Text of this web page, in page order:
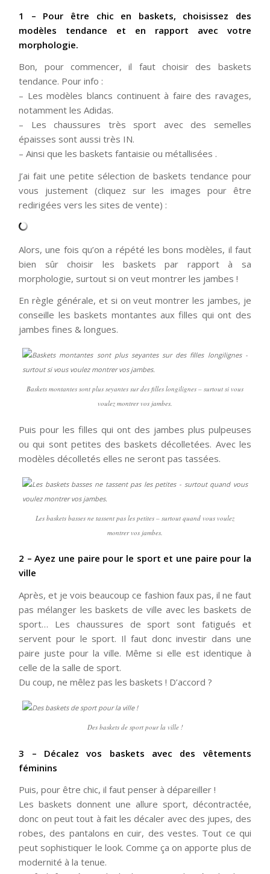
1 – Pour être chic en baskets, choisissez des
modèles tendance et en rapport avec votre
morphologie.
Bon, pour commencer, il faut choisir des baskets
tendance. Pour info :
– Les modèles blancs continuent à faire des ravages,
notamment les Adidas.
– Les chaussures très sport avec des semelles
épaisses sont aussi très IN.
– Ainsi que les baskets fantaisie ou métallisées .
J’ai fait une petite sélection de baskets tendance pour
vous justement (cliquez sur les images pour être
redirigées vers les sites de vente) :
Alors, une fois qu’on a répété les bons modèles, il faut
bien sûr choisir les baskets par rapport à sa
morphologie, surtout si on veut montrer les jambes !
En règle générale, et si on veut montrer les jambes, je
conseille les baskets montantes aux filles qui ont des
jambes fines & longues.
Baskets montantes sont plus seyantes sur des filles longilignes – surtout si vous
voulez montrer vos jambes.
Puis pour les filles qui ont des jambes plus pulpeuses
ou qui sont petites des baskets décolletées. Avec les
modèles décolletés elles ne seront pas tassées.
Les baskets basses ne tassent pas les petites – surtout quand vous voulez
montrer vos jambes.
2 – Ayez une paire pour le sport et une paire pour la
ville
Après, et je vois beaucoup ce fashion faux pas, il ne faut
pas mélanger les baskets de ville avec les baskets de
sport… Les chaussures de sport sont fatigués et
servent pour le sport. Il faut donc investir dans une
paire juste pour la ville. Même si elle est identique à
celle de la salle de sport.
Du coup, ne mêlez pas les baskets ! D’accord ?
Des baskets de sport pour la ville !
3 – Décalez vos baskets avec des vêtements
féminins
Puis, pour être chic, il faut penser à dépareiller !
Les baskets donnent une allure sport, décontractée,
donc on peut tout à fait les décaler avec des jupes, des
robes, des pantalons en cuir, des vestes. Tout ce qui
peut sophistiquer le look. Comme ça on apporte plus de
modernité à la tenue.